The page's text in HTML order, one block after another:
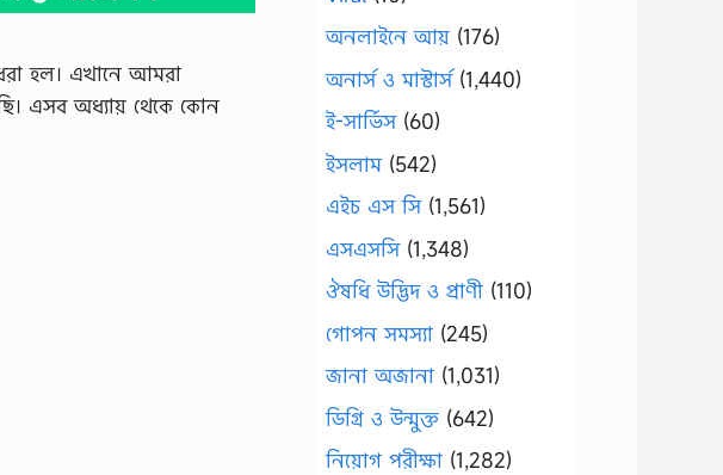
হল। এখানে আমরা
এসব অধ্যায় থেকে কোন
অনলাইনে আয় (176)
অনার্স ও মাস্টার্স(1,440)
ই-সার্ভিস(60)
ইসলাম(542)
এইচ এস সি(1,561)
এসএসসি(1,348)
ঔষধি উদ্ভিদ ও প্রাণী (110)
গোপন সমস্যা (245)
জানা অজানা (1,031)
ডিগ্রি ও উন্মুক্ত (642)
নিয়োগ পরীক্ষা (1,282)